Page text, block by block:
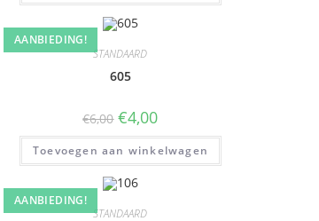
AANBIEDING!
STANDAARD
605
€6,00 €4,00
Toevoegen aan winkelwagen
AANBIEDING!
STANDAARD